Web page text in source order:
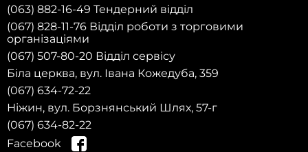
(063) 882-16-49 Тендерний відділ
(067) 828-11-76 Відділ роботи з торговими
організаціями
(067) 507-80-20 Відділ сервісу
Біла церква, вул. Івана Кожедуба, 359
(067) 634-72-22
Ніжин, вул. Борзнянський Шлях, 57-г
(067) 634-82-22
Facebook
Зареєструйся